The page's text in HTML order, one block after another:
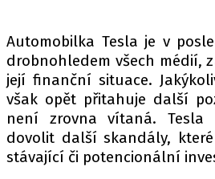
SLEDUJTE NÁS NA|
Máte příběh, fotku
Pošlete e-mail na
Automobilka Tesla je v
drobnohledem všech médií,
její finanční situace.
však opět přitahuje další
není zrovna vítaná. Tesla
dovolit další skandály,
stávající či potencionální